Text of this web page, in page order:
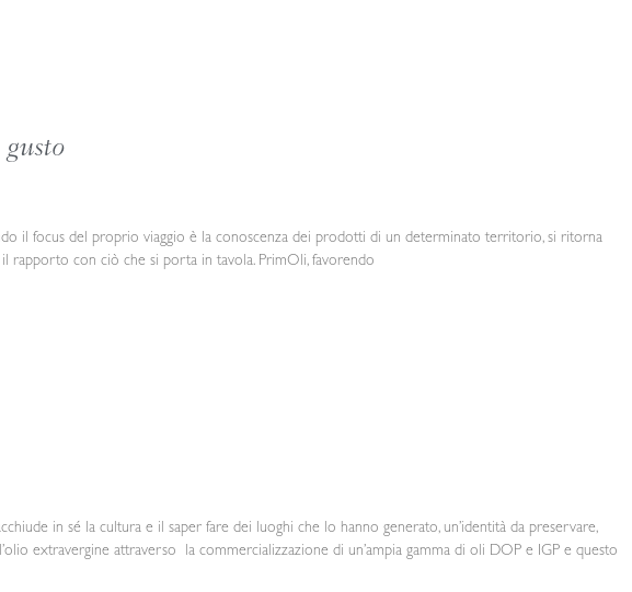
il focus del proprio viaggio è la conoscenza dei prodotti di un determinato territorio, si ritorna
rapporto con ciò che si porta in tavola. PrimOli, favorendo
in sé la cultura e il saper fare dei luoghi che lo hanno generato, un’identità da preservare,
extravergine attraverso la commercializzazione di un’ampia gamma di oli DOP e IGP e questo